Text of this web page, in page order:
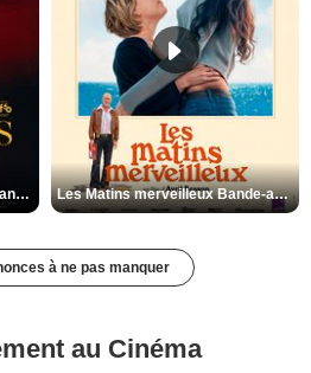
Les Silences de Riyad Bande-annonce VO STFR Les Matins merveilleux Bande-annonce VF
à ne pas manquer
au Cinéma